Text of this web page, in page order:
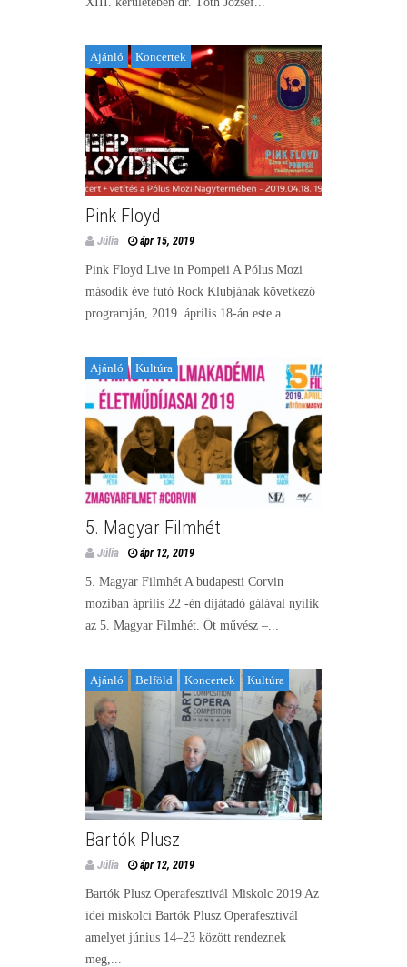
Ajánló Koncertek
Pink Floyd
Júlia ápr 15, 2019
Pink Floyd Live in Pompeii A Pólus Mozi
második éve futó Rock Klubjának következő
programján, 2019. április 18-án este a...
Ajánló Kultúra
5. Magyar Filmhét
Júlia ápr 12, 2019
5. Magyar Filmhét A budapesti Corvin
moziban április 22 -én díjátadó gálával nyílik
az 5. Magyar Filmhét. Öt művész –...
Ajánló Belföld Koncertek Kultúra
Bartók Plusz
Júlia ápr 12, 2019
Bartók Plusz Operafesztivál Miskolc 2019 Az
idei miskolci Bartók Plusz Operafesztivál
amelyet június 14–23 között rendeznek
meg,...